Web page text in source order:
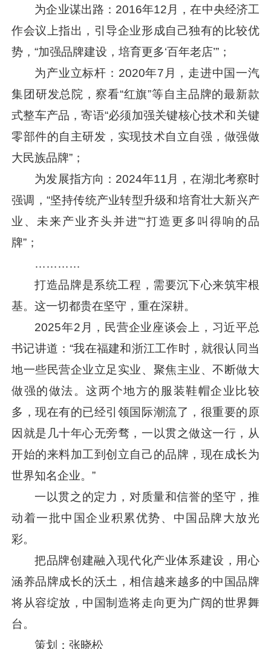
为企业谋出路：2016年12月，在中央经济工
作会议上指出，引导企业形成自己独有的比较优
势，“加强品牌建设，培育更多‘百年老店’”；
为产业立标杆：2020年7月，走进中国一汽
集团研发总院，察看“红旗”等自主品牌的最新款
式整车产品，寄语“必须加强关键核心技术和关键
零部件的自主研发，实现技术自立自强，做强做
大民族品牌”；
为发展指方向：2024年11月，在湖北考察时
强调，“坚持传统产业转型升级和培育壮大新兴产
业、未来产业齐头并进”“打造更多叫得响的品
牌”；
…………
打造品牌是系统工程，需要沉下心来筑牢根
基。这一切都贵在坚守，重在深耕。
2025年2月，民营企业座谈会上， 习近平总
书记讲道：“我在福建和浙江工作时，就很认同当
地一些民营企业立足实业、聚焦主业、不断做大
做强的做法。这两个地方的服装鞋帽企业比较
多，现在有的已经引领国际潮流了，很重要的原
因就是几十年心无旁骛，一以贯之做这一行，从
开始的来料加工到创立自己的品牌，现在成长为
世界知名企业。”
一以贯之的定力，对质量和信誉的坚守，推
动着一批中国企业积累优势、中国品牌大放光
彩。
把品牌创建融入现代化产业体系建设，用心
涵养品牌成长的沃土，相信越来越多的中国品牌
将从容绽放，中国制造将走向更为广阔的世界舞
台。
策划：张晓松